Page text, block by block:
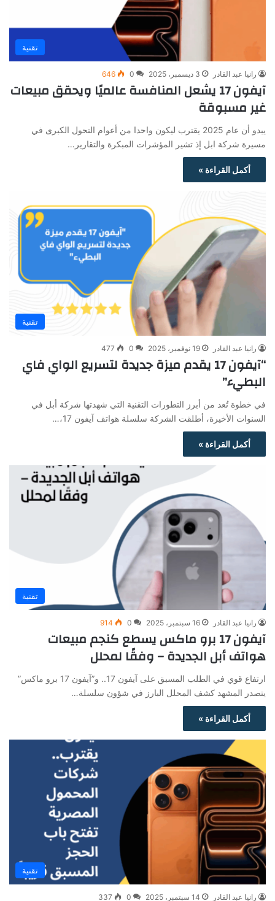
تقنية
رانيا عبد القادر 3 ديسمبر، 2025 0
646
آيفون 17 يشعل المنافسة عالميًا ويحقق مبيعات
غير مسبوقة
يبدو أن عام 2025 يقترب ليكون واحدا من أعوام التحول الكبرى في
مسيرة شركة ابل إذ تشير المؤشرات المبكرة والتقارير…
أكمل القراءة »
تقنية
رانيا عبد القادر 19 نوفمبر، 2025 0
477
“آيفون 17 يقدم ميزة جديدة لتسريع الواي فاي
البطيء”
في خطوة تُعد من أبرز التطورات التقنية التي شهدتها شركة أبل في
السنوات الأخيرة، أطلقت الشركة سلسلة هواتف آيفون 17،…
أكمل القراءة »
تقنية
رانيا عبد القادر 16 سبتمبر، 2025 0
914
آيفون 17 برو ماكس يسطع كنجم مبيعات
هواتف أبل الجديدة – وفقًا لمحلل
ارتفاع قوي في الطلب المسبق على آيفون 17.. و”آيفون 17 برو ماكس”
يتصدر المشهد كشف المحلل البارز في شؤون سلسلة…
أكمل القراءة »
تقنية
رانيا عبد القادر 14 سبتمبر، 2025 0
337